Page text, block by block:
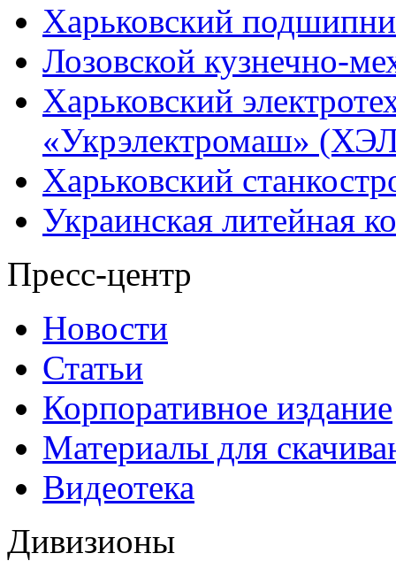
Харьковский
Лозовской кузнечно-
Харьковский
«Укрэлектромаш»
Харьковский
Украинская литейная
Пресс-центр
Новости
Статьи
Корпоративное издание
Материалы для
Видеотека
Дивизионы